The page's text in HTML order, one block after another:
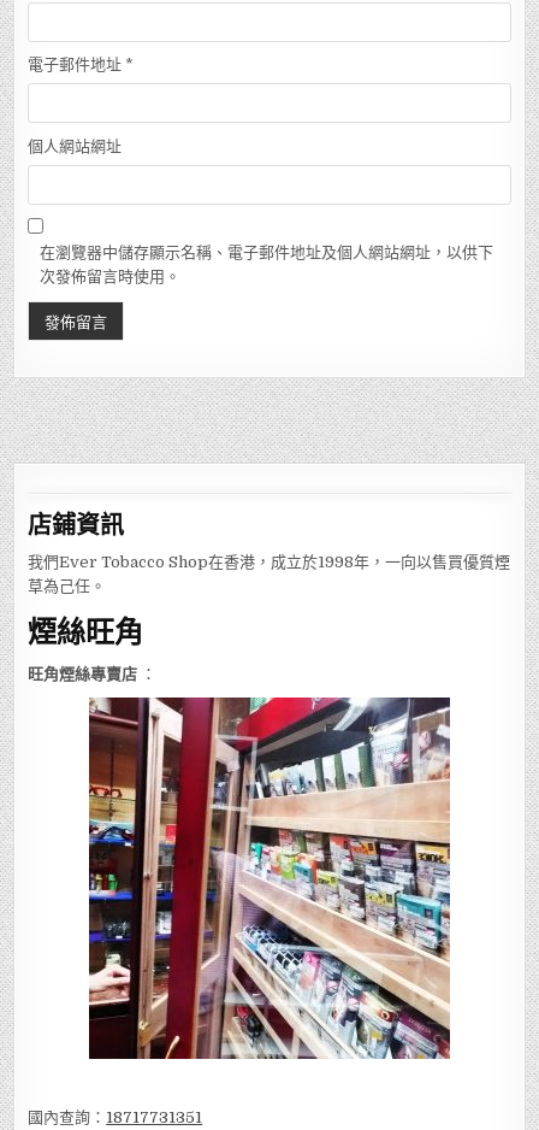
電子郵件地址 *
個人網站網址
在瀏覽器中儲存顯示名稱、電子郵件地址及個人網站網址，以供下
次發佈留言時使用。
店鋪資訊
我們Ever Tobacco Shop在香港，成立於1998年，一向以售買優質煙
草為己任。
煙絲旺角
旺角煙絲專賣店 ：
國內查詢： 18717731351